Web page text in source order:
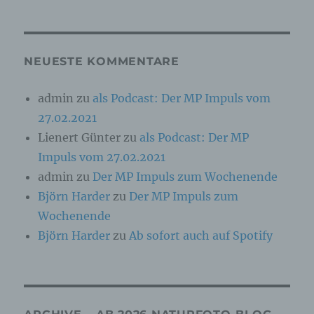
NEUESTE KOMMENTARE
admin zu als Podcast: Der MP Impuls vom
27.02.2021
Lienert Günter zu als Podcast: Der MP
Impuls vom 27.02.2021
admin zu Der MP Impuls zum Wochenende
Björn Harder zu Der MP Impuls zum
Wochenende
Björn Harder zuAb sofort auch auf Spotify
physischen, physiologischen, genetischen,
sozialen Identität dieser natürlichen Person
b) betroffene Person
Betroffene Person ist jede identifizierte oder
identifizierbare natürliche Person, deren
personenbezogene Daten von dem für die
Verarbeitung Verantwortlichen verarbeitet
werden.
c) Verarbeitung
automatisierter Verfahren ausgeführte Vorgang